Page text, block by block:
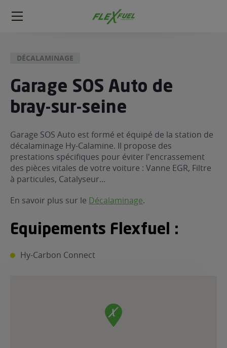
FlexFuel
Méga
?
du carburant avec
le Superéthanol
garagiste
DÉCALAMINAGE
Garage SOS Auto de
bray-sur-seine
Garage SOS Auto est formé et équipé de la station de
décalaminage Hy-Calamine. Il propose des
prestations spécifiques pour éviter l'encrassement
des pièces vitales de votre voiture : Vanne EGR, Filtre
à particules, Catalyseur...
En savoir plus sur le Décalaminage.
Equipements Flexfuel :
Hy-Carbon Connect